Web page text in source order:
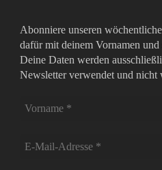
Abonniere unseren
dafür mit deinem Vornamen
Deine Daten werden
Newsletter verwendet und nicht